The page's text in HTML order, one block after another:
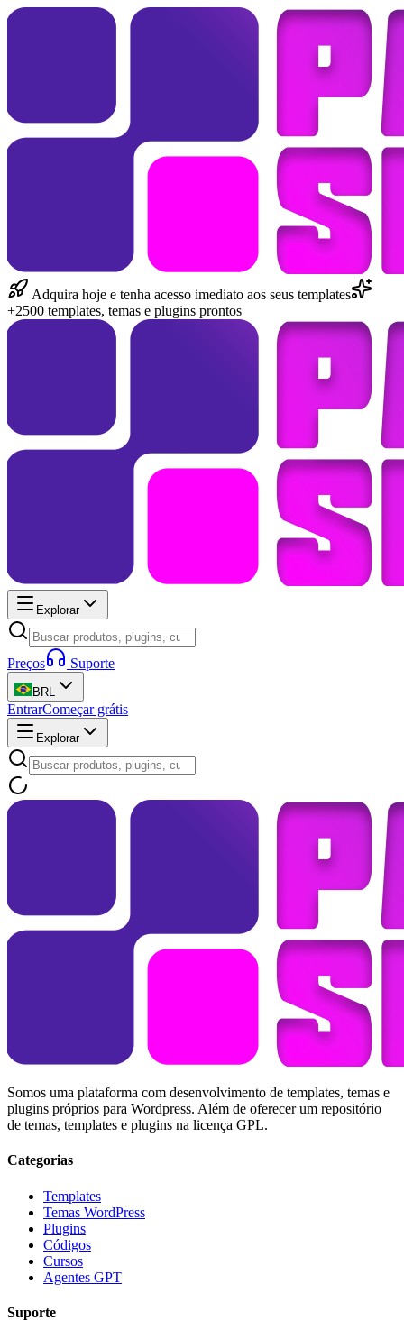
Adquira hoje e tenha acesso imediato aos seus templates
+2500 templates, temas e plugins prontos
Explorar
Preços Suporte
BRL
EntrarComeçar grátis
Explorar
Somos uma plataforma com desenvolvimento de templates, temas e
plugins próprios para Wordpress. Além de oferecer um repositório
de temas, templates e plugins na licença GPL.
Categorias
Templates
Temas WordPress
Plugins
Códigos
Cursos
Agentes GPT
Suporte